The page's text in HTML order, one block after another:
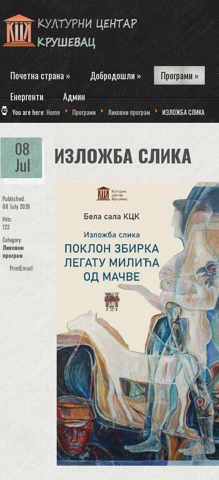
Почетна страна » Добродошли » Програми »
Енергенти
Админ
You are here:Home Програми Ликовни програм ИЗЛОЖБА СЛИКА
08
Jul
Published:
08 July 2026
Hits:
123
Category:
Ликовни
програм
PrintEmail
ИЗЛОЖБА СЛИКА